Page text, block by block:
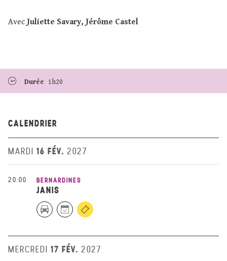
Avec Juliette Savary, Jérôme Castel
Durée 1h20
CALENDRIER
MARDI 16 FÉV. 2027
20:00 BERNARDINES
JANIS
MERCREDI 17 FÉV. 2027